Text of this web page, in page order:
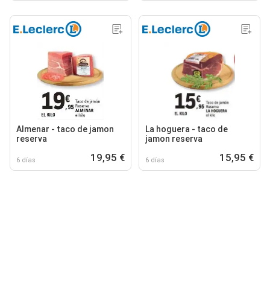
Almenar - taco de jamon
reserva
6 días 19,95 €
La hoguera - taco de
jamon reserva
6 días 15,95 €